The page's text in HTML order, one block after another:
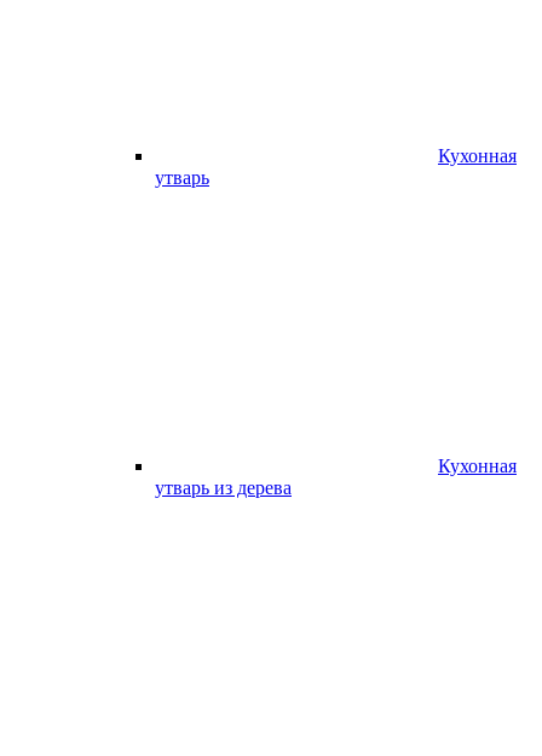
Кухонная
утварь
Кухонная
утварь из дерева